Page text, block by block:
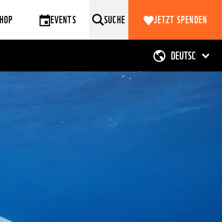
EVENTS SUCHE JETZT SPENDEN